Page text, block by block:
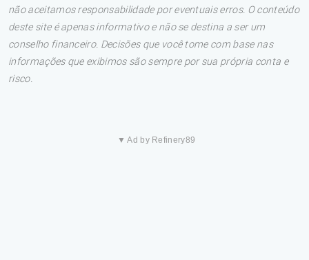
não aceitamos responsabilidade por eventuais erros. O conteúdo
deste site é apenas informativo e não se destina a ser um
conselho financeiro. Decisões que você tome com base nas
informações que exibimos são sempre por sua própria conta e
risco.
▼ Ad by Refinery89